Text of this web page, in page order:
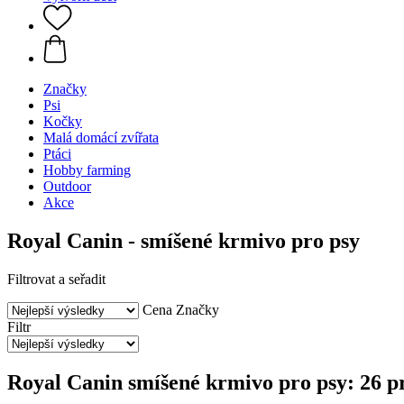
Značky
Psi
Kočky
Malá domácí zvířata
Ptáci
Hobby farming
Outdoor
Akce
Royal Canin - smíšené krmivo pro psy
Filtrovat a seřadit
Cena Značky
Filtr
Royal Canin smíšené krmivo pro psy: 26